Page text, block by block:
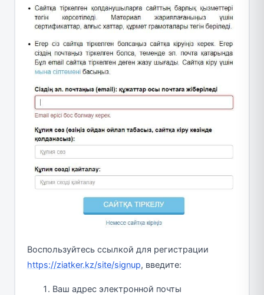
Воспользуйтесь ссылкой для регистрации
https://ziatker.kz/site/signup, введите:
Ваш адрес электронной почты